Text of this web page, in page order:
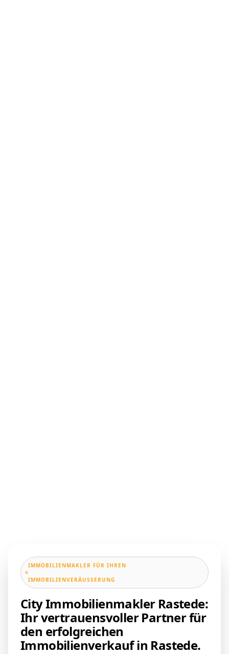
IMMOBILIENMAKLER FÜR IHREN
IMMOBILIENVERÄUSSERUNG
City Immobilienmakler Rastede:
Ihr vertrauensvoller Partner für
den erfolgreichen
Immobilienverkauf in Rastede.